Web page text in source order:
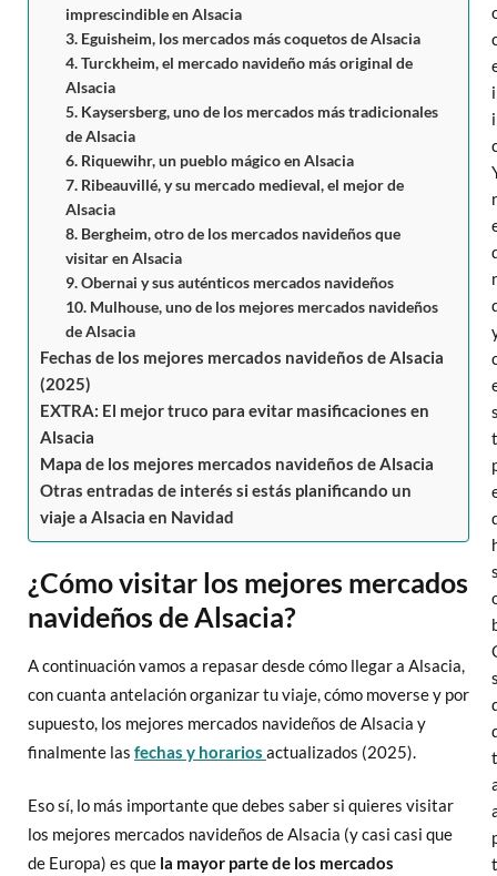
imprescindible en Alsacia
3. Eguisheim, los mercados más coquetos de Alsacia
4. Turckheim, el mercado navideño más original de
Alsacia
5. Kaysersberg, uno de los mercados más tradicionales
de Alsacia
6. Riquewihr, un pueblo mágico en Alsacia
7. Ribeauvillé, y su mercado medieval, el mejor de
Alsacia
8. Bergheim, otro de los mercados navideños que
visitar en Alsacia
9. Obernai y sus auténticos mercados navideños
10. Mulhouse, uno de los mejores mercados navideños
de Alsacia
Fechas de los mejores mercados navideños de Alsacia
(2025)
EXTRA: El mejor truco para evitar masificaciones en
Alsacia
Mapa de los mejores mercados navideños de Alsacia
Otras entradas de interés si estás planificando un
viaje a Alsacia en Navidad
¿Cómo visitar los mejores mercados
navideños de Alsacia?
A continuación vamos a repasar desde cómo llegar a Alsacia,
con cuanta antelación organizar tu viaje, cómo moverse y por
supuesto, los mejores mercados navideños de Alsacia y
finalmente las fechas y horarios actualizados (2025).
Eso sí, lo más importante que debes saber si quieres visitar
los mejores mercados navideños de Alsacia (y casi casi que
de Europa) es que la mayor parte de los mercados